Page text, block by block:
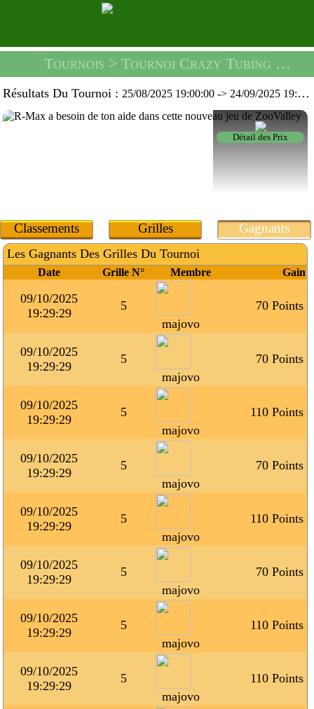
Tournois > Tournoi Crazy Tubing - Un
Résultats Du Tournoi :25/08/2025 19:00:00 -> 24/09/2025 19:59:59
Détail des Prix
Classements Grilles Gagnants
Les Gagnants Des Grilles Du Tournoi
Date Grille N° Membre Gain
09/10/2025
19:29:29
5
majovo
70 Points
09/10/2025
19:29:29
5
majovo
70 Points
09/10/2025
19:29:29
5
majovo
110 Points
09/10/2025
19:29:29
5
majovo
70 Points
09/10/2025
19:29:29
5
majovo
110 Points
09/10/2025
19:29:29
5
majovo
70 Points
09/10/2025
19:29:29
5
majovo
110 Points
09/10/2025
19:29:29
5
majovo
110 Points